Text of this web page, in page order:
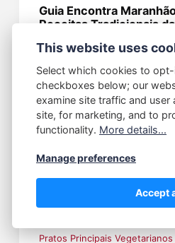
Guia Encontra
Receitas Tradicionais
06/09/2024
Pratos Principais Vegetarianos
This website uses
Select which cookies to
checkboxes below; our
examine site traffic and user
site, for marketing, and to
functionality. More details...
Manage preferences
Accept